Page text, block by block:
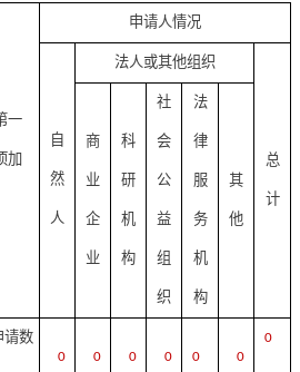
一
加
申请人情况
自
然
人
法人或其他组织
总
计
商
业
企
业
科
研
机
构
社
会
公
益
组
织
法
律
服
务
机
构
其
他
请数
0 0 0 0 0 0
0